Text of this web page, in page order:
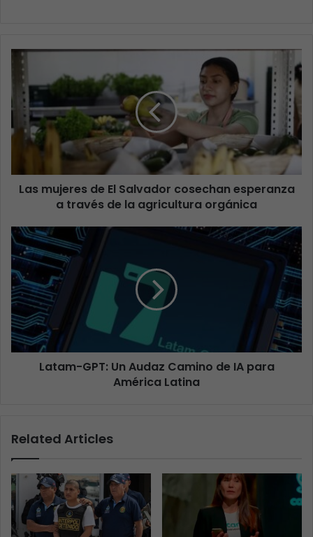
Las mujeres de El Salvador cosechan esperanza
a través de la agricultura orgánica
Latam-GPT: Un Audaz Camino de IA para
América Latina
Related Articles